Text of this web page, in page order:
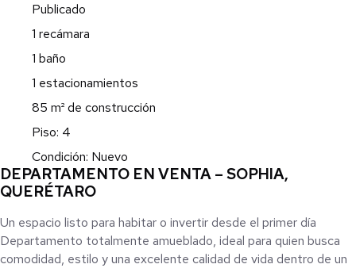
Publicado
1 recámara
1 baño
1 estacionamientos
85 m² de construcción
Piso: 4
Condición: Nuevo
DEPARTAMENTO EN VENTA – SOPHIA,
QUERÉTARO
Un espacio listo para habitar o invertir desde el primer día
Departamento totalmente amueblado, ideal para quien busca
comodidad, estilo y una excelente calidad de vida dentro de un